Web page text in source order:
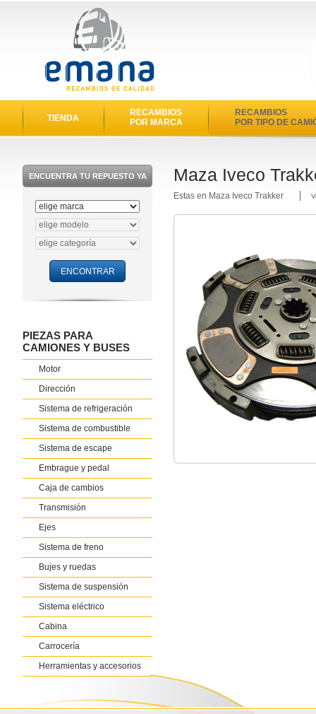
TIENDA
RECAMBIOS
POR MARCA
RECAMBIOS
POR TIPO DE
ENCUENTRA TU REPUESTO YA
PIEZAS PARA
CAMIONES Y BUSES
Motor
Dirección
Sistema de refrigeración
Sistema de combustible
Sistema de escape
Embrague y pedal
Caja de cambios
Transmisión
Ejes
Sistema de freno
Bujes y ruedas
Sistema de suspensión
Sistema eléctrico
Cabina
Carrocería
Herramientas y accesorios
Maza Iveco
Estas en Maza Iveco Trakker